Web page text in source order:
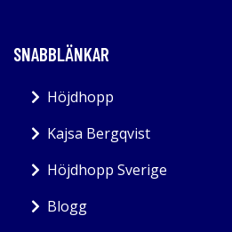
SNABBLÄNKAR
Höjdhopp
Kajsa Bergqvist
Höjdhopp Sverige
Blogg